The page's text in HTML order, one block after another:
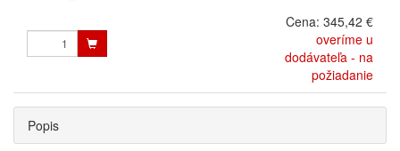
Cena: 345,42 €
overíme u
dodávateľa - na
požiadanie
Popis